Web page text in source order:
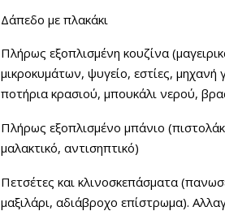
Δάπεδο με πλακάκι
Πλήρως εξοπλισμένη κουζίνα
μικροκυμάτων, ψυγείο, εστίες,
ποτήρια κρασιού, μπουκάλι νερού,
Πλήρως εξοπλισμένο μπάνιο
μαλακτικό, αντισηπτικό)
Πετσέτες και κλινοσκεπάσματα
μαξιλάρι, αδιάβροχο επίστρωμα).